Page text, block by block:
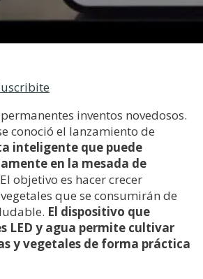
inventos novedosos.
conoció el lanzamiento de
inteligente que puede
en la mesada de
El objetivo es hacer crecer
que se consumirán de
El dispositivo que
LED y agua permite cultivar
y vegetales de forma práctica